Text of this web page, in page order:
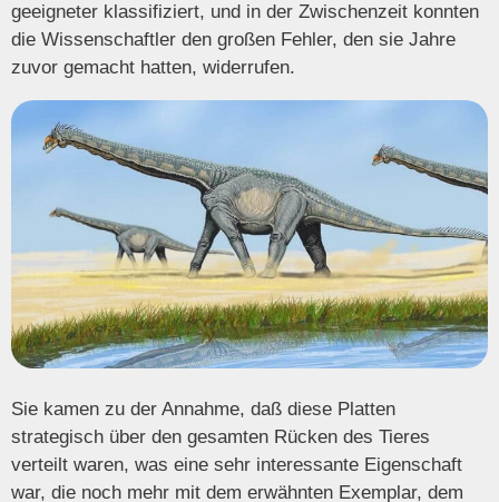
geeigneter klassifiziert, und in der Zwischenzeit konnten
die Wissenschaftler den großen Fehler, den sie Jahre
zuvor gemacht hatten, widerrufen.
Sie kamen zu der Annahme, daß diese Platten
strategisch über den gesamten Rücken des Tieres
verteilt waren, was eine sehr interessante Eigenschaft
war, die noch mehr mit dem erwähnten Exemplar, dem